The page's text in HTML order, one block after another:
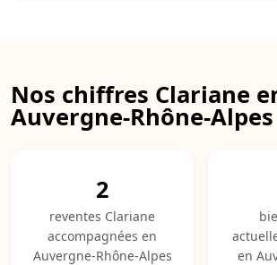
Nos chiffres Clariane
Auvergne-Rhône-Alpes
2
reventes Clariane
accompagnées en
Auvergne-Rhône-Alpes
en